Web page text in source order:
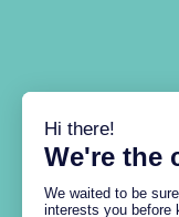
Scannez